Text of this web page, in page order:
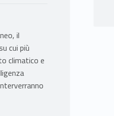
il
cui più
climatico e